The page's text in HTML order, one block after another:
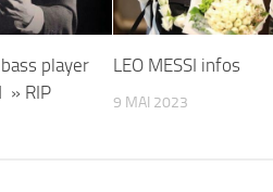
player
» RIP
LEO MESSI infos
9 MAI 2023